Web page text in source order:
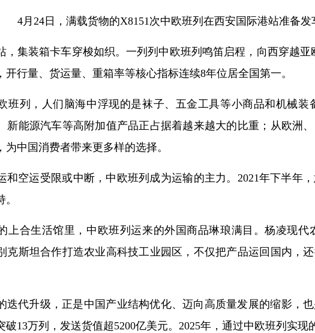
4月24日，满载货物的X8151次中欧班列在西安国际港站准备
，集装箱卡车穿梭如织。一列列中欧班列鸣笛启程，向西穿越
开行量、货运量、重箱率等核心指标连续8年位居全国第一。
班列，人们脑海中浮现的是袜子、五金工具等小商品和机械
新能源汽车等高附加值产品正占据着越来越大的比重；从欧洲
中国消费者带来更多样的选择。
和空运受限或中断，中欧班列成为运输的主力。2021年下半年
上合生活馆里，中欧班列运来的外国商品琳琅满目。杨凌现
克斯坦合作打造农业高科技工业园区，不仅把产品运回国内，
迭代升级，正是中国产业结构优化、迈向高质量发展的缩影，
破13万列，发送货值超5200亿美元。2025年，通过中欧班列实现